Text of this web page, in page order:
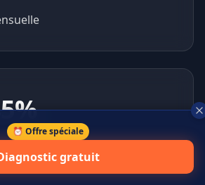
%
⏰ Offre spéciale
gratuit